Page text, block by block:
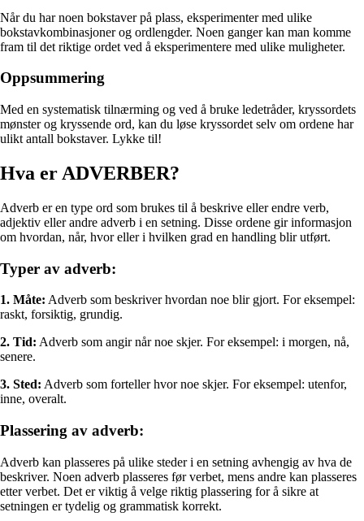
Når du har noen bokstaver på plass, eksperimenter med ulike
bokstavkombinasjoner og ordlengder. Noen ganger kan man komme
fram til det riktige ordet ved å eksperimentere med ulike muligheter.
Oppsummering
Med en systematisk tilnærming og ved å bruke ledetråder, kryssordets
mønster og kryssende ord, kan du løse kryssordet selv om ordene har
ulikt antall bokstaver. Lykke til!
Hva er ADVERBER?
Adverb er en type ord som brukes til å beskrive eller endre verb,
adjektiv eller andre adverb i en setning. Disse ordene gir informasjon
om hvordan, når, hvor eller i hvilken grad en handling blir utført.
Typer av adverb:
1. Måte: Adverb som beskriver hvordan noe blir gjort. For eksempel:
raskt, forsiktig, grundig.
2. Tid: Adverb som angir når noe skjer. For eksempel: i morgen, nå,
senere.
3. Sted: Adverb som forteller hvor noe skjer. For eksempel: utenfor,
inne, overalt.
Plassering av adverb:
Adverb kan plasseres på ulike steder i en setning avhengig av hva de
beskriver. Noen adverb plasseres før verbet, mens andre kan plasseres
etter verbet. Det er viktig å velge riktig plassering for å sikre at
setningen er tydelig og grammatisk korrekt.